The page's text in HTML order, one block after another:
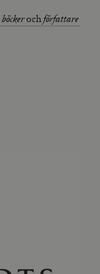
böckerochförfattare